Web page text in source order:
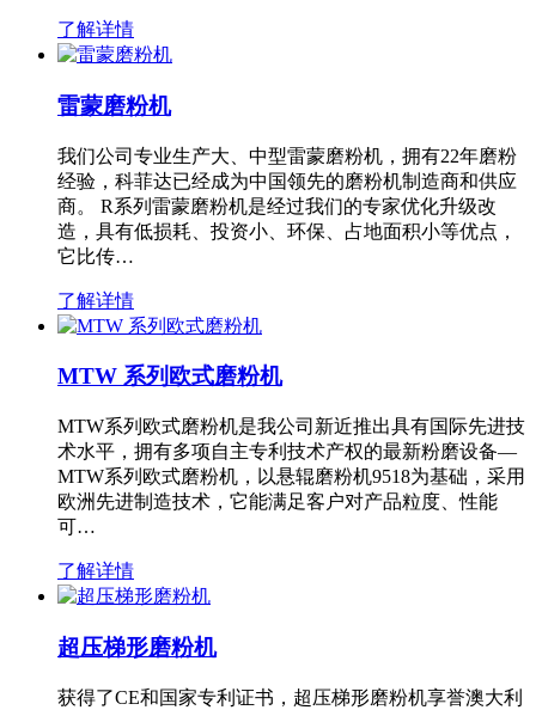
了解详情
雷蒙磨粉机
我们公司专业生产大、中型雷蒙磨粉机，拥有22年磨粉
经验，科菲达已经成为中国领先的磨粉机制造商和供应
商。 R系列雷蒙磨粉机是经过我们的专家优化升级改
造，具有低损耗、投资小、环保、占地面积小等优点，
它比传…
了解详情
MTW 系列欧式磨粉机
MTW系列欧式磨粉机是我公司新近推出具有国际先进技
术水平，拥有多项自主专利技术产权的最新粉磨设备—
MTW系列欧式磨粉机，以悬辊磨粉机9518为基础，采用
欧洲先进制造技术，它能满足客户对产品粒度、性能
可…
了解详情
超压梯形磨粉机
获得了CE和国家专利证书，超压梯形磨粉机享誉澳大利